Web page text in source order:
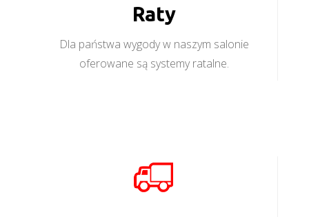
Raty
Dla państwa wygody w naszym salonie
oferowane są systemy ratalne.